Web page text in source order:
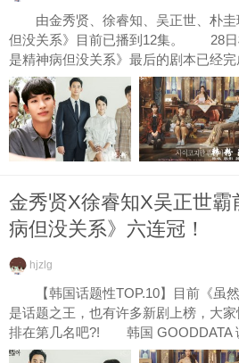
由金秀贤、徐睿知、吴正世、朴圭
但没关系》目前已播到12集。 28日
是精神病但没关系》最后的剧本已经
金秀贤X徐睿知X吴正世霸
病但没关系》六连冠！
hjzlg
【韩国话题性TOP.10】目前《虽然
是话题之王，也有许多新剧上榜，大
排在第几名吧?! 韩国 GOODDATA